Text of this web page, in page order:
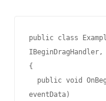
public class
{
eventData)